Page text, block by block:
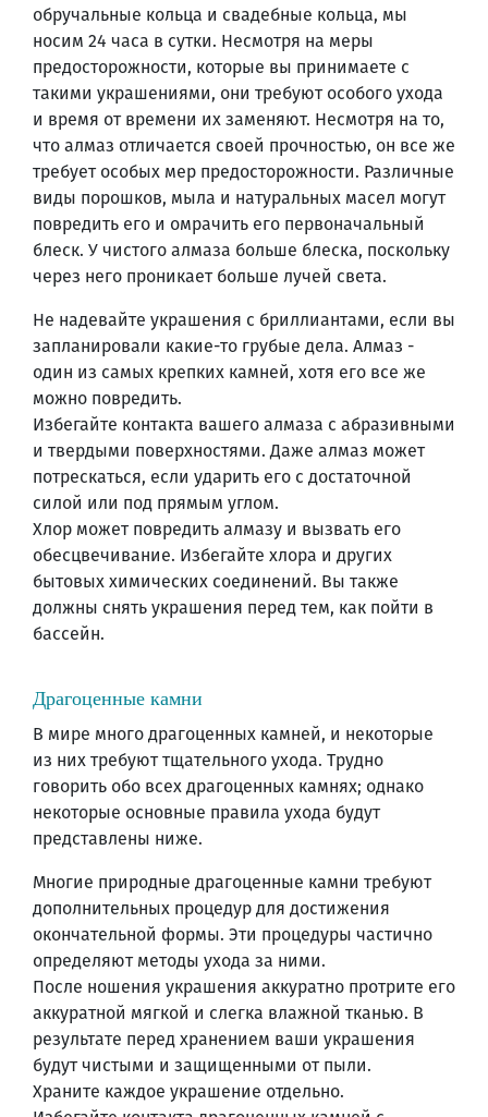
обручальные кольца и свадебные кольца, мы
носим 24 часа в сутки. Несмотря на меры
предосторожности, которые вы принимаете с
такими украшениями, они требуют особого ухода
и время от времени их заменяют. Несмотря на то,
что алмаз отличается своей прочностью, он все же
требует особых мер предосторожности. Различные
виды порошков, мыла и натуральных масел могут
повредить его и омрачить его первоначальный
блеск. У чистого алмаза больше блеска, поскольку
через него проникает больше лучей света.
Не надевайте украшения с бриллиантами, если вы
запланировали какие-то грубые дела. Алмаз -
один из самых крепких камней, хотя его все же
можно повредить.
Избегайте контакта вашего алмаза с абразивными
и твердыми поверхностями. Даже алмаз может
потрескаться, если ударить его с достаточной
силой или под прямым углом.
Хлор может повредить алмазу и вызвать его
обесцвечивание. Избегайте хлора и других
бытовых химических соединений. Вы также
должны снять украшения перед тем, как пойти в
бассейн.
Драгоценные камни
В мире много драгоценных камней, и некоторые
из них требуют тщательного ухода. Трудно
говорить обо всех драгоценных камнях; однако
некоторые основные правила ухода будут
представлены ниже.
Многие природные драгоценные камни требуют
дополнительных процедур для достижения
окончательной формы. Эти процедуры частично
определяют методы ухода за ними.
После ношения украшения аккуратно протрите его
аккуратной мягкой и слегка влажной тканью. В
результате перед хранением ваши украшения
будут чистыми и защищенными от пыли.
Храните каждое украшение отдельно.